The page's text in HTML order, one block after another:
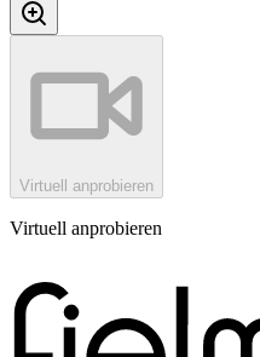
Virtuell anprobieren
Virtuell anprobieren